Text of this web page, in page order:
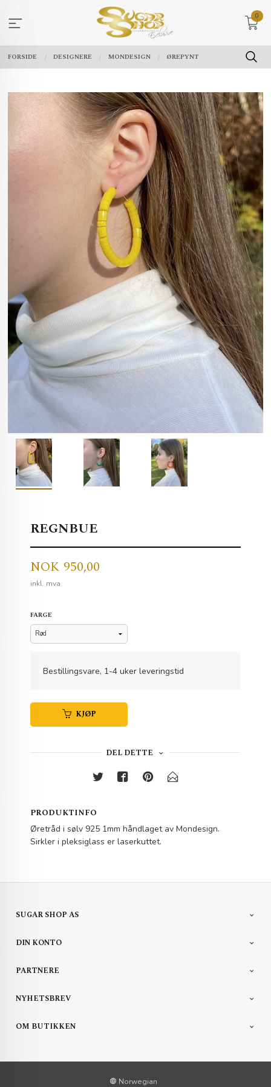
innholdet
0
FORSIDE DESIGNERE MONDESIGN ØREPYNT
REGNBUE
Pris
NOK 950,00
inkl. mva.
FARGE
Bestillingsvare, 1-4 uker leveringstid
KJØP
DEL DETTE
PRODUKTINFO
Øretråd i sølv 925 1mm håndlaget av Mondesign.
Sirkler i pleksiglass er laserkuttet.
SUGAR SHOP AS
DIN KONTO
PARTNERE
NYHETSBREV
OM BUTIKKEN
Norwegian